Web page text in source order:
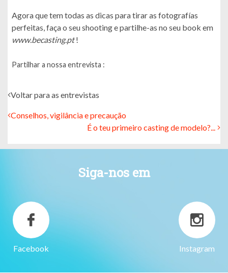
Agora que tem todas as dicas para tirar as fotografías
perfeitas, faça o seu shooting e partilhe-as no seu book em
www.becasting.pt!
Partilhar a nossa entrevista :
Voltar para as entrevistas
Conselhos, vigilância e precaução
É o teu primeiro casting de modelo?...
Siga-nos em
Facebook Instagram